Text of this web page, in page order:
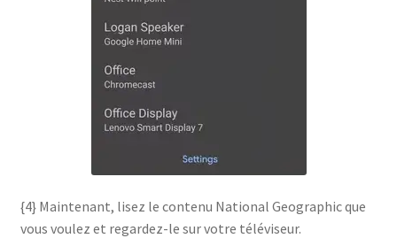
{4} Maintenant, lisez le contenu National Geographic que
vous voulez et regardez-le sur votre téléviseur.